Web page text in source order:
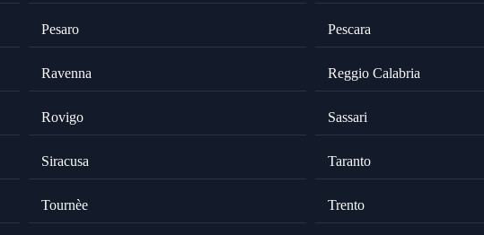
Pesaro Pescara
Ravenna Reggio Calabria
Rovigo Sassari
Siracusa Taranto
Tournèe Trento